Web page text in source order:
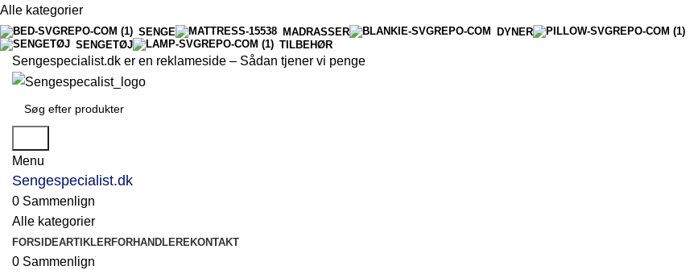
Alle kategorier
SENGE MADRASSER DYNER
SENGETØJ
TILBEHØR
Sengespecialist.dk er en reklameside – Sådan tjener vi penge
Menu
Sengespecialist.dk
0 Sammenlign
Alle kategorier
FORSIDEARTIKLERFORHANDLEREKONTAKT
0 Sammenlign